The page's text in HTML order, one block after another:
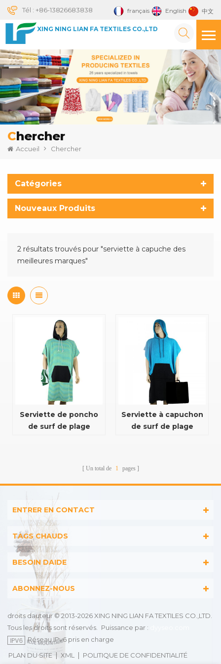
français English 中文
Tél : +86-13826683838
XING NING LIAN FA TEXTILES CO.,LTD
Chercher
Accueil Chercher
Catégories
Nouveaux Produits
2 résultats trouvés pour "serviette à capuche des
meilleures marques"
Serviette de poncho
de surf de plage
Serviette à capuchon
de surf de plage
Un total de 1 pages
ENTRER EN CONTACT
TAGS CHAUDS
BESOIN DAIDE
ABONNEZ-NOUS
droits dauteur © 2013-2026 XING NING LIAN FA TEXTILES CO.,LTD.
Tous les droits sont réservés.
Puissance par :
Réseau IPv6 pris en charge
PLAN DU SITE| XML | POLITIQUE DE CONFIDENTIALITÉ